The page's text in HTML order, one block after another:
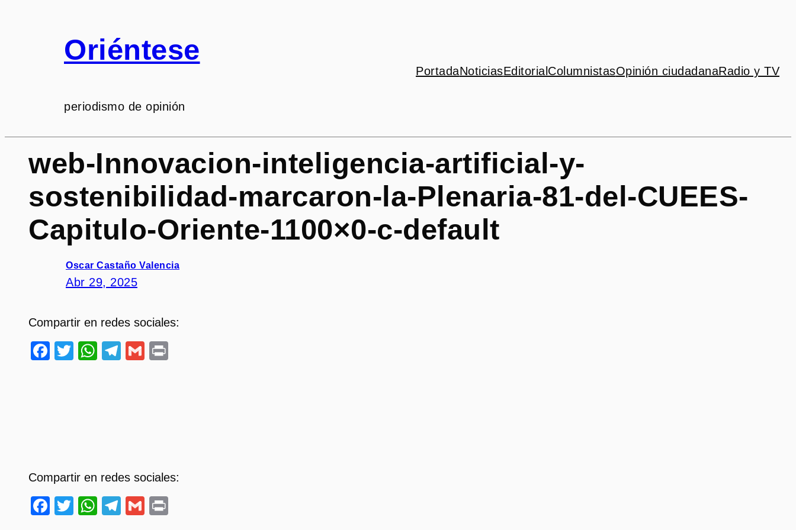
Oriéntese
periodismo de opinión
PortadaNoticiasEditorial ColumnistasOpinión ciudadanaRadio y TV
web-Innovacion-inteligencia-artificial-y-
sostenibilidad-marcaron-la-Plenaria-81-del-CUEES-
Capitulo-Oriente-1100×0-c-default
Oscar Castaño Valencia
Abr 29, 2025
Compartir en redes sociales:
Facebook
TwitterWhatsApp
Telegram
Gmail
Compartir en redes sociales:
Facebook
TwitterWhatsApp
Telegram
Gmail